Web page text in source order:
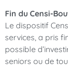
Fin du Censi-
Le dispositif
services, a pris
possible
seniors ou de